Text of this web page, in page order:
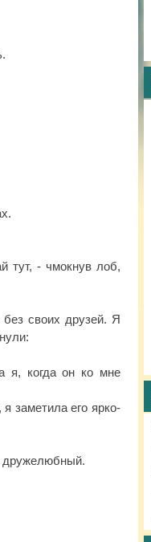
тут, - чмокнув лоб,
своих друзей. Я
я, когда он ко мне
заметила его ярко-
дружелюбный.